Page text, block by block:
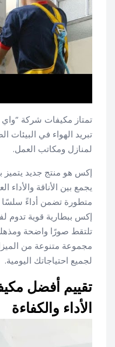
تمتاز مكيفات شركة “واي
تبريد الهواء في البيئات
لمنازل ومكاتب العمل.
إكس هو منتج جديد يتميز
يجمع بين الأناقة
متطورة تضمن أداءً سلسًا
إكس ببطارية قوية تدوم
تلتقط صورًا واضحة
مجموعة متنوعة من
لجميع احتياجاتك اليومية.
تقييم أفضل
الأداء والكفاءة